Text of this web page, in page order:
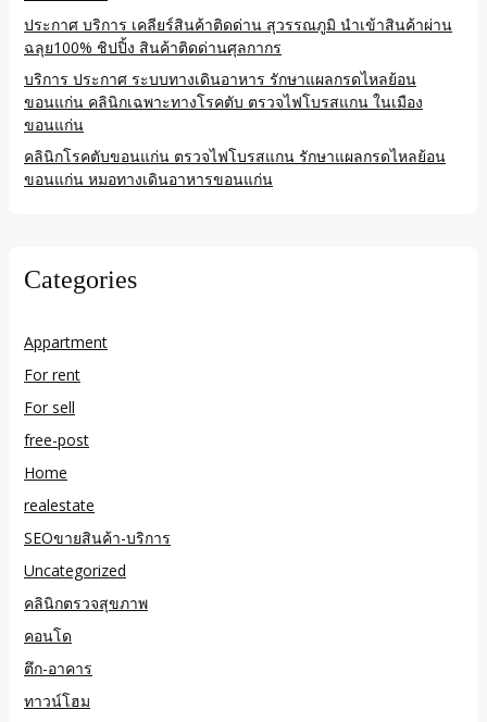
ประกาศ บริการ เคลียร์สินค้าติดด่าน สุวรรณภูมิ นำเข้าสินค้าผ่าน
ฉลุย100% ชิปปิ้ง สินค้าติดด่านศุลกากร
บริการ ประกาศ ระบบทางเดินอาหาร รักษาแผลกรดไหลย้อน
ขอนแก่น คลินิกเฉพาะทางโรคตับ ตรวจไฟโบรสแกน ในเมือง
ขอนแก่น
คลินิกโรคตับขอนแก่น ตรวจไฟโบรสแกน รักษาแผลกรดไหลย้อน
ขอนแก่น หมอทางเดินอาหารขอนแก่น
Categories
Appartment
For rent
For sell
free-post
Home
realestate
SEOขายสินค้า-บริการ
Uncategorized
คลินิกตรวจสุขภาพ
คอนโด
ตึก-อาคาร
ทาวน์โฮม